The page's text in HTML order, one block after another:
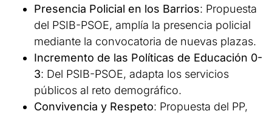
Presencia Policial en los Barrios: Propuesta
del PSIB-PSOE, amplía la presencia policial
mediante la convocatoria de nuevas plazas.
Incremento de las Políticas de Educación 0-
3: Del PSIB-PSOE, adapta los servicios
públicos al reto demográfico.
Convivencia y Respeto: Propuesta del PP,